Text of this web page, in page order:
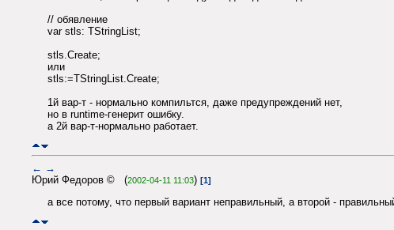
// обявление
var stls: TStringList;
stls.Create;
или
stls:=TStringList.Create;
1й вар-т - нормально компильтся, даже предупреждений нет,
но в runtime-генерит ошибку.
а 2й вар-т-нормально работает.
← →
Юрий Федоров © (2002-04-11 11:03) [1]
а все потому, что первый вариант неправильный, а второй -